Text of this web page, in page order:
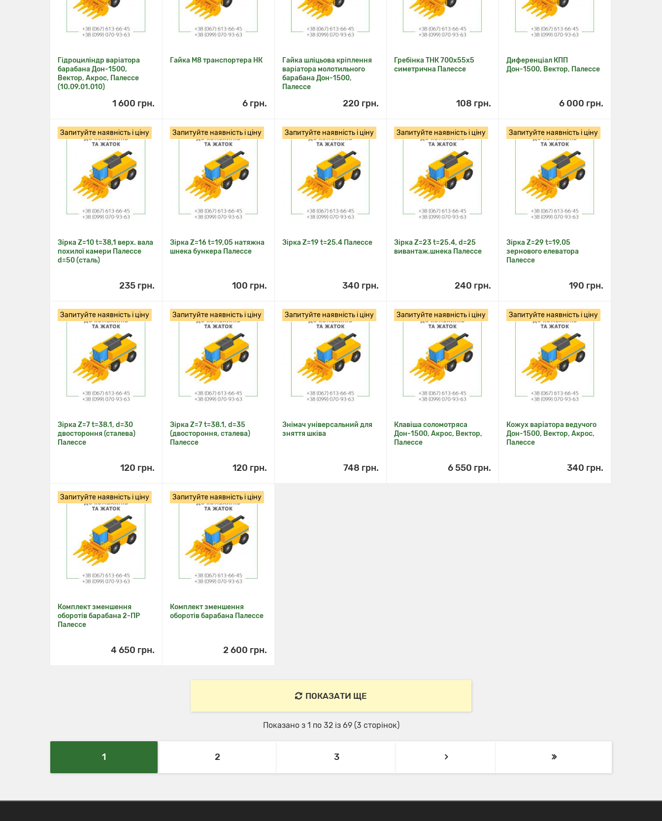
Гідроциліндр варіатора
барабана Дон-1500,
Вектор, Акрос, Палессе
(10.09.01.010)
1 600 грн.
Гайка М8 транспортера НК
6 грн.
Гайка шліцьова кріплення
варіатора молотильного
барабана Дон-1500,
Палессе
220 грн.
Гребінка ТНК 700х55х5
симетрична Палессе
108 грн.
Диференціал КПП
Дон-1500, Вектор, Палессе
6 000 грн.
Запитуйте наявність і ціну
Зірка Z=10 t=38,1 верх. вала
похилої камери Палессе
d=50 (сталь)
235 грн.
Запитуйте наявність і ціну
Зірка Z=16 t=19,05 натяжна
шнека бункера Палессе
100 грн.
Запитуйте наявність і ціну
Зірка Z=19 t=25.4 Палессе
340 грн.
Запитуйте наявність і ціну
Зірка Z=23 t=25.4, d=25
вивантаж.шнека Палессе
240 грн.
Запитуйте наявність і ціну
Зірка Z=29 t=19,05
зернового елеватора
Палессе
190 грн.
Запитуйте наявність і ціну
Зірка Z=7 t=38.1, d=30
двостороння (сталева)
Палессе
120 грн.
Запитуйте наявність і ціну
Зірка Z=7 t=38.1, d=35
(двостороння, сталева)
Палессе
120 грн.
Запитуйте наявність і ціну
Знімач універсальний для
зняття шківа
748 грн.
Запитуйте наявність і ціну
Клавіша соломотряса
Дон-1500, Акрос, Вектор,
Палессе
6 550 грн.
Запитуйте наявність і ціну
Кожух варіатора ведучого
Дон-1500, Вектор, Акрос,
Палессе
340 грн.
Запитуйте наявність і ціну
Комплект зменшення
оборотів барабана 2-ПР
Палессе
4 650 грн.
Запитуйте наявність і ціну
Комплект зменшення
оборотів барабана Палессе
2 600 грн.
ПОКАЗАТИ ЩЕ
Показано з 1 по 32 із 69 (3 сторінок)
1 2 3